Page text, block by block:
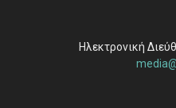
Ηλεκτρονική